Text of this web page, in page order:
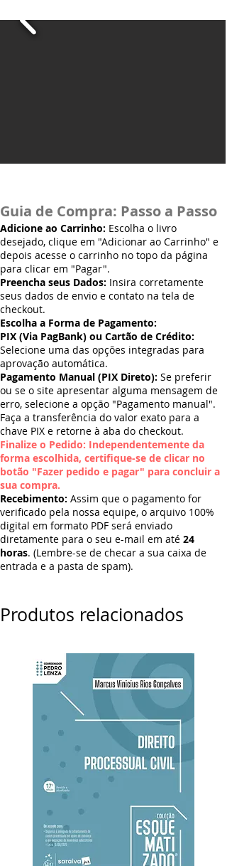
Guia de Compra: Passo a Passo
Adicione ao Carrinho: Escolha o livro
desejado, clique em "Adicionar ao Carrinho" e
depois acesse o carrinho no topo da página
para clicar em "Pagar".
Preencha seus Dados: Insira corretamente
seus dados de envio e contato na tela de
checkout.
Escolha a Forma de Pagamento:
PIX (Via PagBank) ou Cartão de Crédito:
Selecione uma das opções integradas para
aprovação automática.
Pagamento Manual (PIX Direto): Se preferir
ou se o site apresentar alguma mensagem de
erro, selecione a opção "Pagamento manual".
Faça a transferência do valor exato para a
chave PIX e retorne à aba do checkout.
Finalize o Pedido: Independentemente da
forma escolhida, certifique-se de clicar no
botão "Fazer pedido e pagar" para concluir a
sua compra.
Recebimento: Assim que o pagamento for
verificado pela nossa equipe, o arquivo 100%
digital em formato PDF será enviado
diretamente para o seu e-mail em até 24
horas. (Lembre-se de checar a sua caixa de
entrada e a pasta de spam).
Produtos relacionados